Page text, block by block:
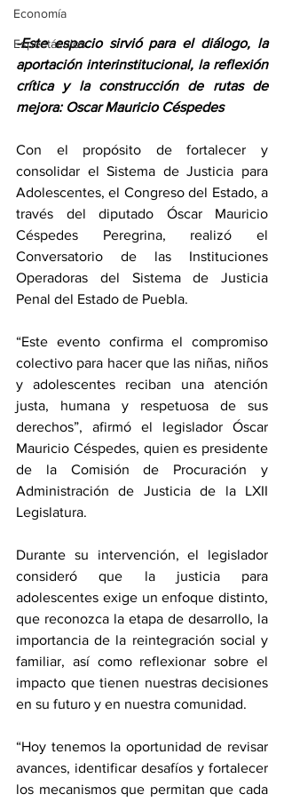
Economía
Espectáculos
-Este espacio sirvió para el diálogo, la
aportación interinstitucional, la reflexión
crítica y la construcción de rutas de
mejora: Oscar Mauricio Céspedes
Con el propósito de fortalecer y
consolidar el Sistema de Justicia para
Adolescentes, el Congreso del Estado, a
través del diputado Óscar Mauricio
Céspedes Peregrina, realizó el
Conversatorio de las Instituciones
Operadoras del Sistema de Justicia
Penal del Estado de Puebla.
“Este evento confirma el compromiso
colectivo para hacer que las niñas, niños
y adolescentes reciban una atención
justa, humana y respetuosa de sus
derechos”, afirmó el legislador Óscar
Mauricio Céspedes, quien es presidente
de la Comisión de Procuración y
Administración de Justicia de la LXII
Legislatura.
Durante su intervención, el legislador
consideró que la justicia para
adolescentes exige un enfoque distinto,
que reconozca la etapa de desarrollo, la
importancia de la reintegración social y
familiar, así como reflexionar sobre el
impacto que tienen nuestras decisiones
en su futuro y en nuestra comunidad.
“Hoy tenemos la oportunidad de revisar
avances, identificar desafíos y fortalecer
los mecanismos que permitan que cada